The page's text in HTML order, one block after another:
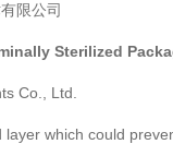
限公司
Sterilized
Co., Ltd.
which could